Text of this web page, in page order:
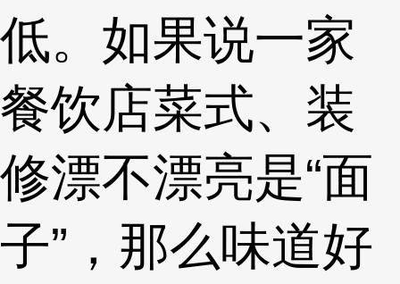
低。如果说一家
餐饮店菜式、装
修漂不漂亮是“面
子”，那么味道好